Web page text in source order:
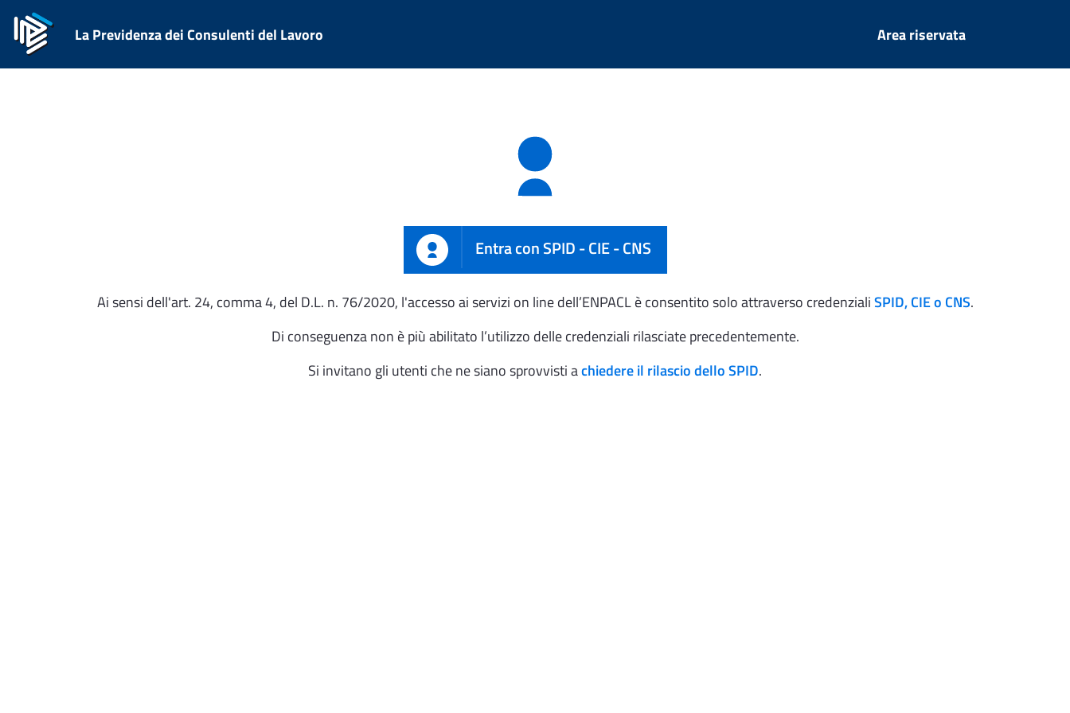
La Previdenza dei Consulenti del Lavoro Area riservata
Entra con SPID - CIE - CNS
Ai sensi dell'art. 24, comma 4, del D.L. n. 76/2020, l'accesso ai servizi on line dell’ENPACL è consentito solo attraverso credenzialiSPID, CIE o CNS.
Di conseguenza non è più abilitato l’utilizzo delle credenziali rilasciate precedentemente.
Si invitano gli utenti che ne siano sprovvisti achiedere il rilascio dello SPID.